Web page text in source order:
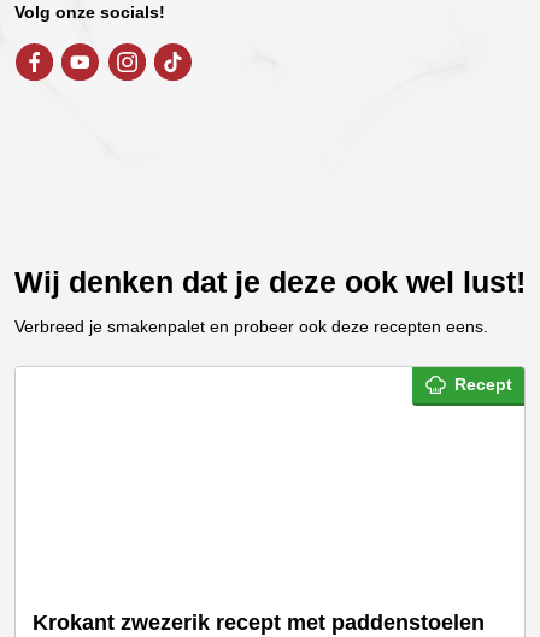
Volg onze socials!
Wij denken dat je deze ook wel lust!
Verbreed je smakenpalet en probeer ook deze recepten eens.
Recept
Krokant zwezerik recept met paddenstoelen